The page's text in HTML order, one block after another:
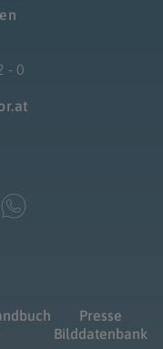
- 0
Presse
Bilddatenbank